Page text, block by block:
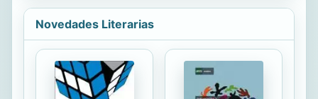
interno y evidencia en las Escrituras
y la naturaleza.Los temas incluyen,
tradicionales» de la existencia de
Dios: Cubriendo evidencia
cosmológica, teológica, ontológica y
moral del Creador; La Trinidad: las
Novedades Literarias